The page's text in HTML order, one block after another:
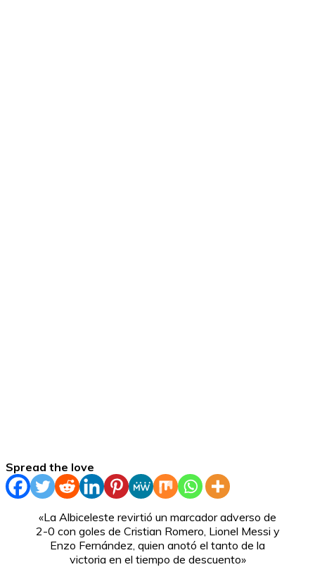
Spread the love
«La Albiceleste revirtió un marcador adverso de
2-0 con goles de Cristian Romero, Lionel Messi y
Enzo Fernández, quien anotó el tanto de la
victoria en el tiempo de descuento»